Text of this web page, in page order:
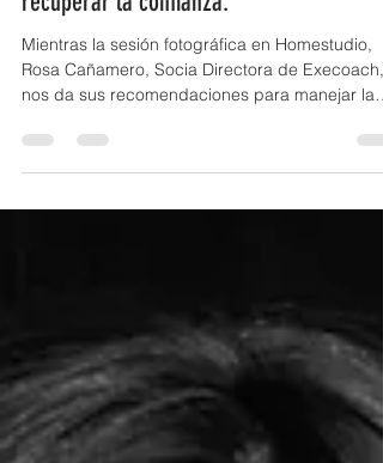
Rosa Cañamero, Team Coach, comparte
sus recomendaciones para manejar y
recuperar la confianza.
Mientras la sesión fotográfica en Homestudio,
presión